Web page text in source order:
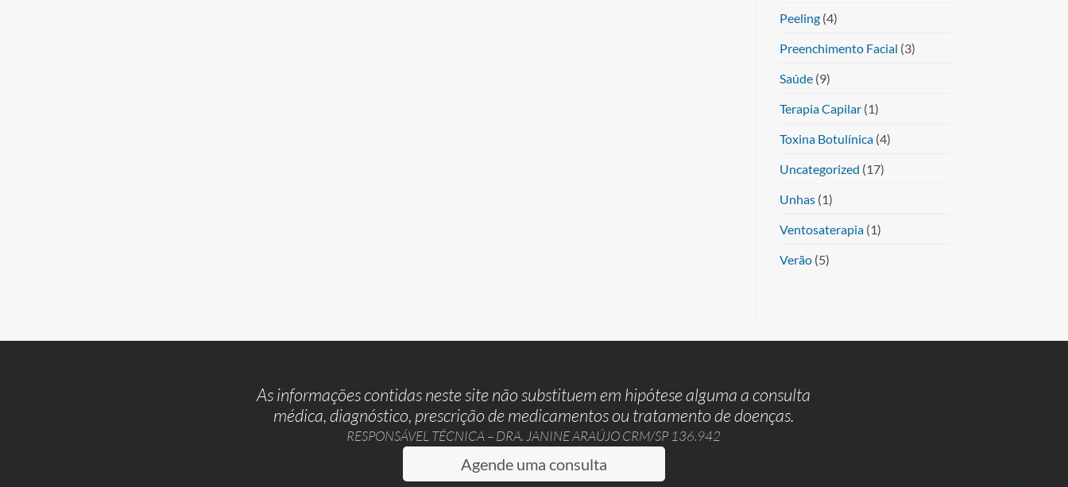
Peeling(4)
Preenchimento Facial (3)
Saúde(9)
Terapia Capilar(1)
Toxina Botulínica(4)
Uncategorized (17)
Unhas(1)
Ventosaterapia(1)
Verão(5)
As informações contidas neste site não substituem em hipótese alguma a consulta
médica, diagnóstico, prescrição de medicamentos ou tratamento de doenças.
RESPONSÁVEL TÉCNICA – DRA. JANINE ARAÚJO CRM/SP 136.942
Agende uma consulta